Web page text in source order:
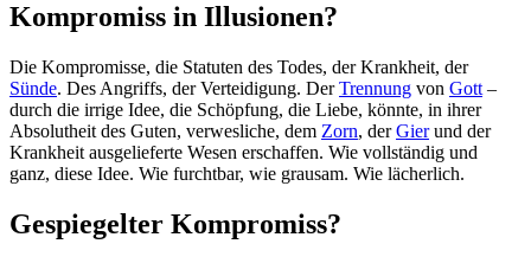
Kompromiss in Illusionen?
Die Kompromisse, die Statuten des Todes, der Krankheit, der
Sünde. Des Angriffs, der Verteidigung. DerTrennung von Gott –
durch die irrige Idee, die Schöpfung, die Liebe, könnte, in ihrer
Absolutheit des Guten, verwesliche, dem Zorn, derGierund der
Krankheit ausgelieferte Wesen erschaffen. Wie vollständig und
ganz, diese Idee. Wie furchtbar, wie grausam. Wie lächerlich.
Gespiegelter Kompromiss?